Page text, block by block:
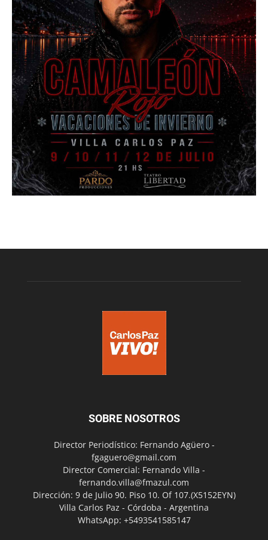
SOBRE NOSOTROS
Director Periodístico: Fernando Agüero -
fgaguero@gmail.com
Director Comercial: Fernando Villa -
fernando.villa@fmazul.com
Dirección: 9 de Julio 90. Piso 10. Of 107.(X5152EYN)
Villa Carlos Paz - Córdoba - Argentina
WhatsApp: +5493541585147